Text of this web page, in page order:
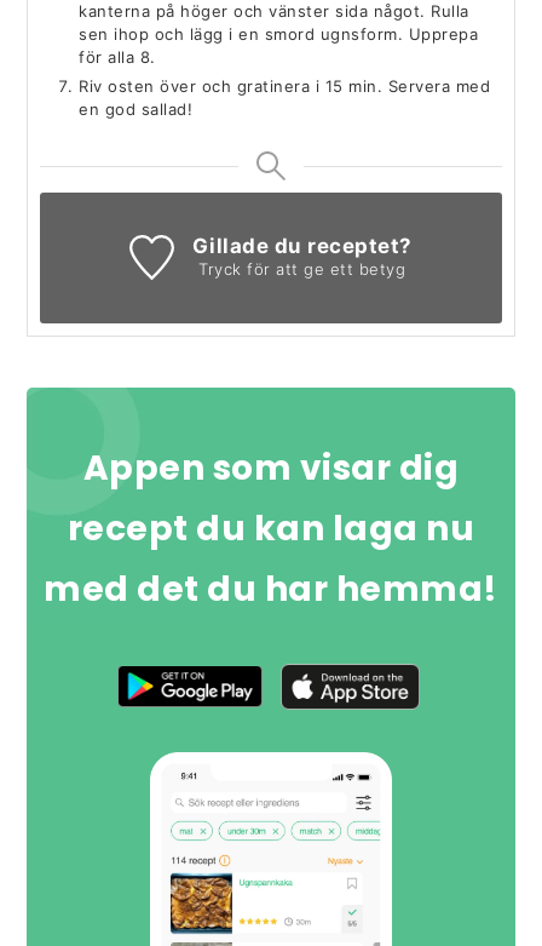
kanterna på höger och vänster sida något. Rulla
sen ihop och lägg i en smord ugnsform. Upprepa
för alla 8.
Riv osten över och gratinera i 15 min. Servera med
en god sallad!
Gillade du receptet?
Tryck för att ge ett betyg
Appen som visar dig
recept du kan laga nu
med det du har hemma!